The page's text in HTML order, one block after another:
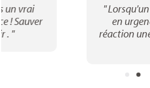
" Lorsqu'un de nos clients à
en urgence, c'est toujours
réaction une fois son